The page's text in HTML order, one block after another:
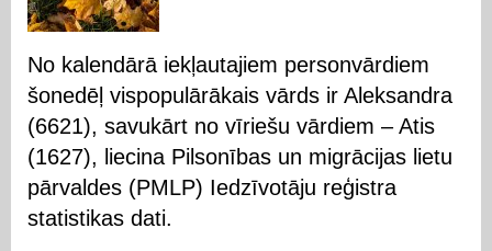
No kalendārā iekļautajiem personvārdiem
šonedēļ vispopulārākais vārds ir Aleksandra
(6621), savukārt no vīriešu vārdiem – Atis
(1627), liecina Pilsonības un migrācijas lietu
pārvaldes (PMLP) Iedzīvotāju reģistra
statistikas dati.